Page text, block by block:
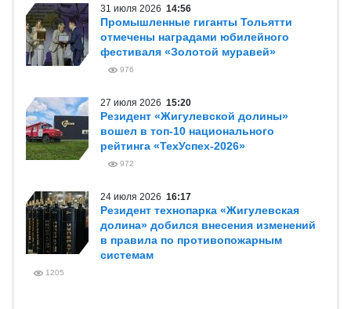
31 июля 2026 14:56
Промышленные гиганты Тольятти
отмечены наградами юбилейного
фестиваля «Золотой муравей»
976
27 июля 2026 15:20
Резидент «Жигулевской долины»
вошел в топ-10 национального
рейтинга «ТехУспех-2026»
972
24 июля 2026 16:17
Резидент технопарка «Жигулевская
долина» добился внесения изменений
в правила по противопожарным
системам
1205